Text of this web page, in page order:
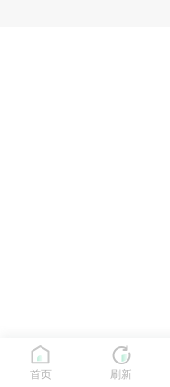
首页 刷新